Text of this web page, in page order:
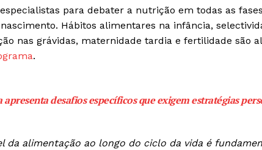
para debater a nutrição em todas as
Hábitos alimentares na infância,
nas grávidas, maternidade tardia e fertilidade são
.
apresenta desafios específicos que exigem estratégias
da alimentação ao longo do ciclo da vida é